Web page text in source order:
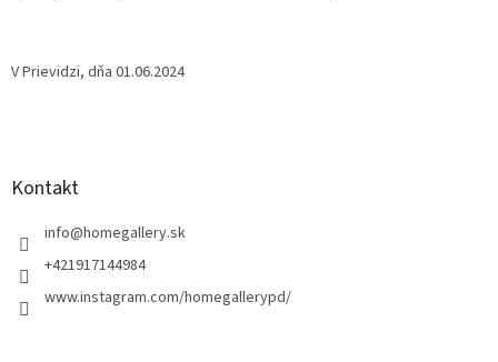
V Prievidzi, dňa 01.06.2024
Kontakt
info@homegallery.sk
+421917144984
www.instagram.com/homegallerypd/